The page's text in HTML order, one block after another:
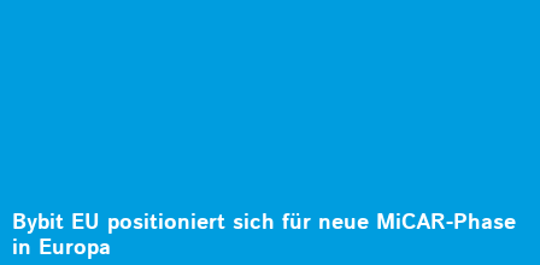
Bybit EU positioniert sich für neue MiCAR-Phase
in Europa